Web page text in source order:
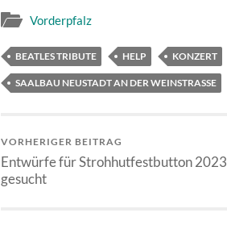
Vorderpfalz
BEATLES TRIBUTE HELP KONZERT
SAALBAU NEUSTADT AN DER WEINSTRASSE
VORHERIGER BEITRAG
Entwürfe für Strohhutfestbutton 2023
gesucht